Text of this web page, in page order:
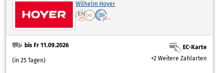
Wilhelm Hoyer
bis Fr 11.09.2026
(in 25 Tagen)
EC-Karte
+2 Weitere Zahlarten